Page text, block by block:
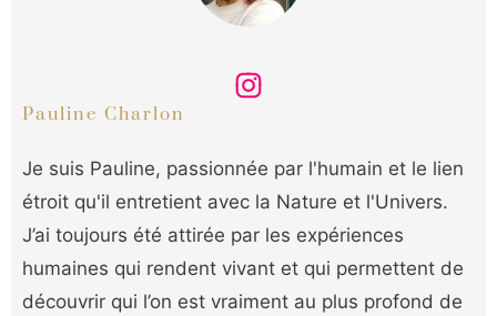
Pauline Charlon
Je suis Pauline, passionnée par l'humain et le lien
étroit qu'il entretient avec la Nature et l'Univers.
J’ai toujours été attirée par les expériences
humaines qui rendent vivant et qui permettent de
découvrir qui l’on est vraiment au plus profond de